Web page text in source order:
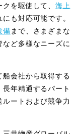
クを駆使して、海上
も対応可能です。
備まで、さまざまな
ど多様なニーズに
会社から取得する
年精通するパート
ートおよび競争力